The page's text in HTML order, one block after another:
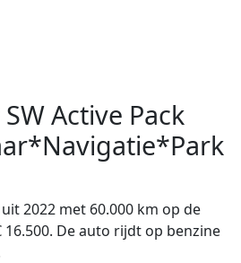
Active Pack
2022 met 60.000 km op de
De auto rijdt op benzine